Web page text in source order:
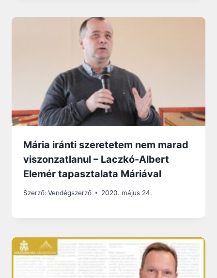
Mária iránti szeretetem nem marad
viszonzatlanul – Laczkó-Albert
Elemér tapasztalata Máriával
Szerző: Vendégszerző 2020. május 24.